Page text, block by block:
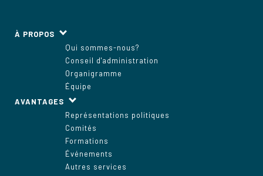
À PROPOS
Qui sommes-nous?
Conseil d'administration
Organigramme
Équipe
AVANTAGES
Représentations politiques
Comités
Formations
Événements
Autres services